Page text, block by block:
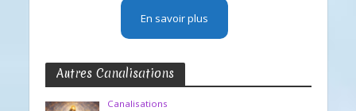
En savoir plus
Autres Canalisations
Canalisations